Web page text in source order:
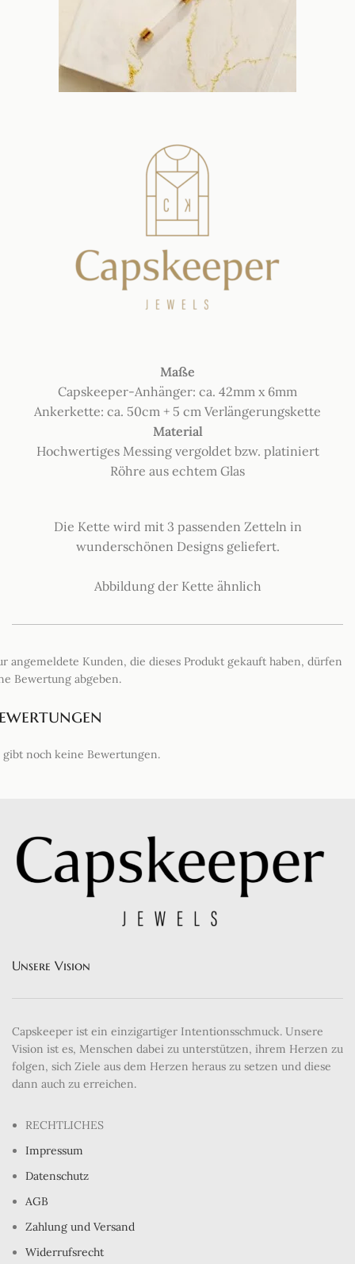
Maße
Capskeeper-Anhänger: ca. 42mm x 6mm
Ankerkette: ca. 50cm + 5 cm Verlängerungskette
Material
Hochwertiges Messing vergoldet bzw. platiniert
Röhre aus echtem Glas
Die Kette wird mit 3 passenden Zetteln in
wunderschönen Designs geliefert.
Abbildung der Kette ähnlich
gibt noch keine Bewertungen.
angemeldete Kunden, die dieses Produkt gekauft haben, dürfen
Bewertung abgeben.
Unsere Vision
Capskeeper ist ein einzigartiger Intentionsschmuck. Unsere
Vision ist es, Menschen dabei zu unterstützen, ihrem Herzen zu
folgen, sich Ziele aus dem Herzen heraus zu setzen und diese
dann auch zu erreichen.
RECHTLICHES
Impressum
Datenschutz
AGB
Zahlung und Versand
Widerrufsrecht